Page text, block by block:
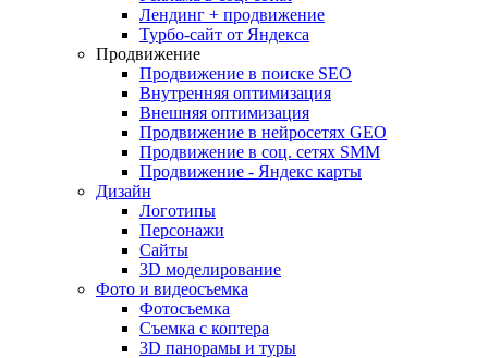
Лендинг + продвижение
Турбо-сайт от Яндекса
Продвижение
Продвижение в поиске SEO
Внутренняя оптимизация
Внешняя оптимизация
Продвижение в нейросетях GEO
Продвижение в соц. сетях SMM
Продвижение - Яндекс карты
Дизайн
Логотипы
Персонажи
Сайты
3D моделирование
Фото и видеосъемка
Фотосъемка
Съемка с коптера
3D панорамы и туры